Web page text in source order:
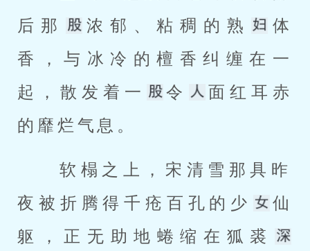
后那
浓郁、粘稠的熟
体
香，与冰冷的檀香纠缠在一
起，散发着一
令
面红耳赤
的靡烂气息。
夜被折腾得千疮百孔的少
仙
躯，正无助地蜷缩在狐裘